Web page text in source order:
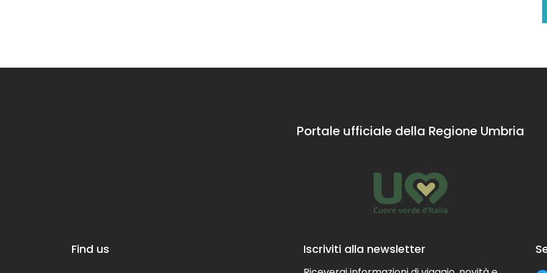
Portale ufficiale della Regione Umbria
Find us Iscriviti alla newsletter